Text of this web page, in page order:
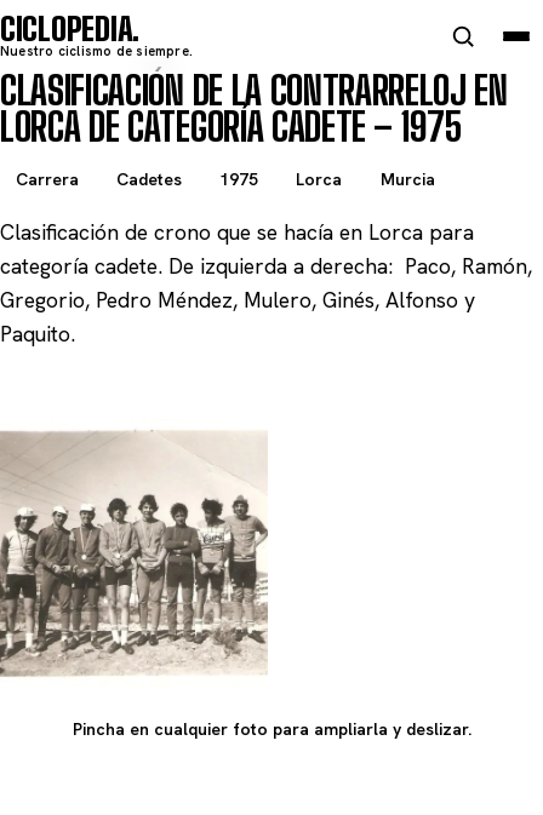
CICLOPEDIA
Nuestro ciclismo de siempre.
CLASIFICACIÓN DE LA CONTRARRELOJ EN
LORCA DE CATEGORÍA CADETE – 1975
Carrera Cadetes 1975 Lorca Murcia
Clasificación de crono que se hacía en Lorca para
categoría cadete. De izquierda a derecha: Paco, Ramón,
Gregorio, Pedro Méndez, Mulero, Ginés, Alfonso y
Paquito.
Pincha en cualquier foto para ampliarla y deslizar.